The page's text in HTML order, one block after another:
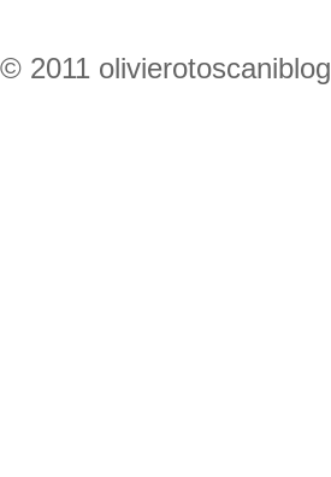
© 2011 olivierotoscaniblog